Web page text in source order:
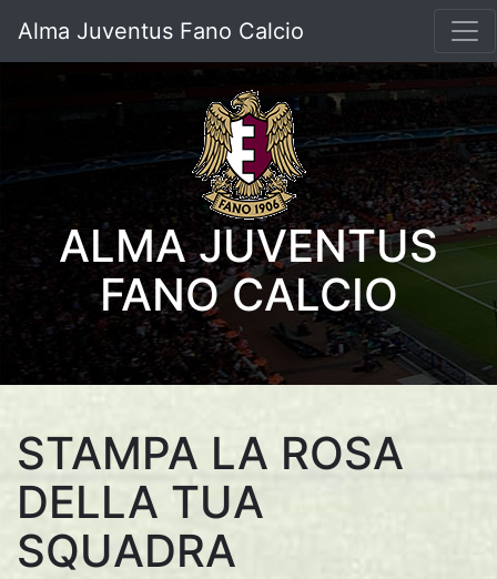
Alma Juventus Fano Calcio
ALMA JUVENTUS
FANO CALCIO
STAMPA LA ROSA
DELLA TUA
SQUADRA